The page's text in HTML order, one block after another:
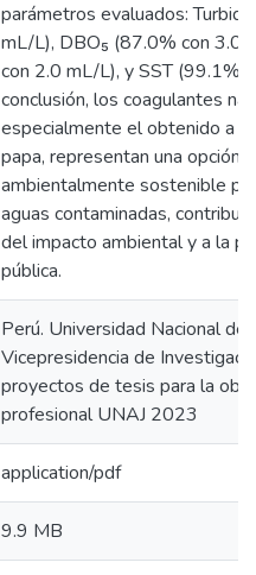
parámetros evaluados:
mL/L), DBO₅ (87.0% con 3.0
con 2.0 mL/L), y SST (99.1%
conclusión, los coagulantes
especialmente el obtenido a
papa, representan una opción
ambientalmente sostenible
aguas contaminadas,
del impacto ambiental y a la
pública.
Perú. Universidad Nacional de
Vicepresidencia de
proyectos de tesis para la
profesional UNAJ 2023
application/pdf
9.9 MB